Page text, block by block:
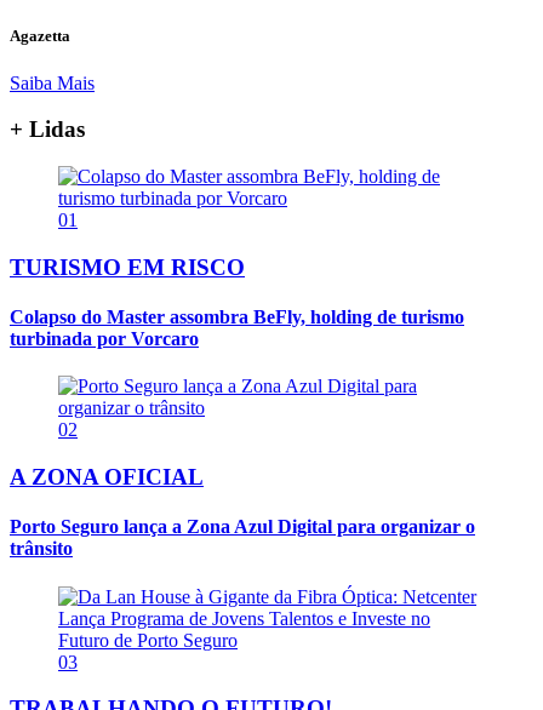
Agazetta
Saiba Mais
+ Lidas
01
TURISMO EM RISCO
Colapso do Master assombra BeFly, holding de turismo
turbinada por Vorcaro
02
A ZONA OFICIAL
Porto Seguro lança a Zona Azul Digital para organizar o
trânsito
03